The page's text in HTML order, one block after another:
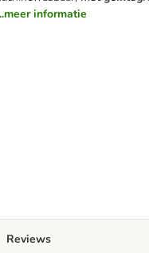
informatie
Reviews